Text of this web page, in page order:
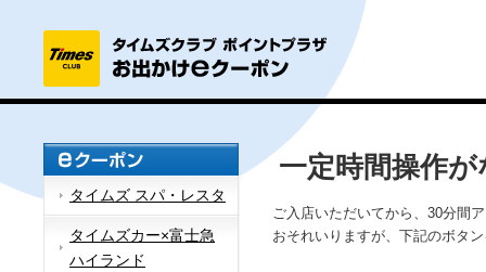
タイムズ スパ・レスタ
タイムズカー×富士急
ハイランド
一定時間操作
ご入店いただいてから、30分間
おそれいりますが、下記のボタ